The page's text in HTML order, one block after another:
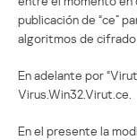
publicación de “ce”
algoritmos de
En adelante por
Virus.Win32.Virut.ce.
En el presente la